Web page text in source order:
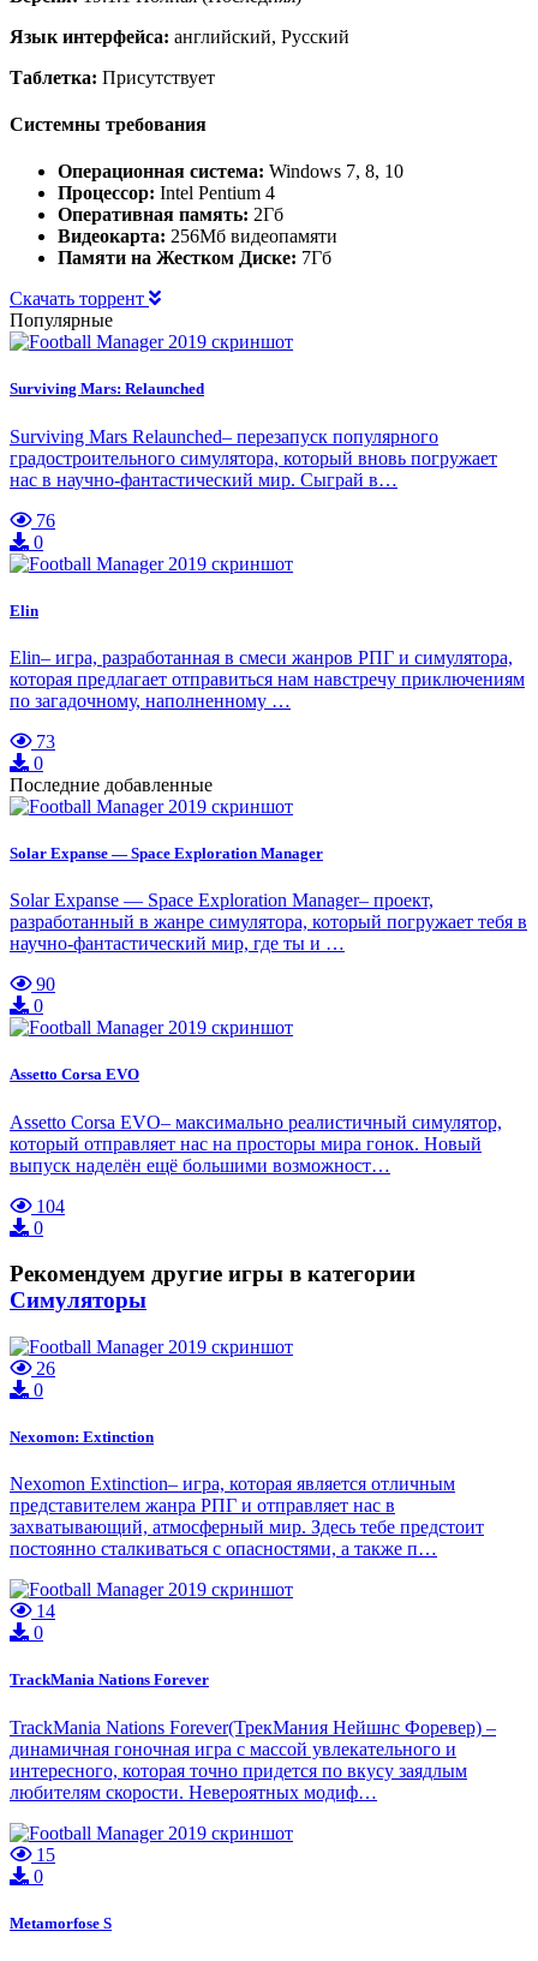
Язык интерфейса: английский, Русский
Таблетка: Присутствует
Системны требования
Операционная система: Windows 7, 8, 10
Процессор: Intel Pentium 4
Оперативная память: 2Гб
Видеокарта: 256Мб видеопамяти
Памяти на Жестком Диске: 7Гб
Скачать торрент
Популярные
Surviving Mars: Relaunched
Surviving Mars Relaunched– перезапуск популярного
градостроительного симулятора, который вновь погружает
нас в научно-фантастический мир. Сыграй в…
76
0
Elin
Elin– игра, разработанная в смеси жанров РПГ и симулятора,
которая предлагает отправиться нам навстречу приключениям
по загадочному, наполненному …
73
0
Последние добавленные
Solar Expanse — Space Exploration Manager
Solar Expanse — Space Exploration Manager– проект,
разработанный в жанре симулятора, который погружает тебя в
научно-фантастический мир, где ты и …
90
0
Assetto Corsa EVO
Assetto Corsa EVO– максимально реалистичный симулятор,
который отправляет нас на просторы мира гонок. Новый
выпуск наделён ещё большими возможност…
104
0
Рекомендуем другие игры в категории
Симуляторы
26
0
Nexomon: Extinction
Nexomon Extinction– игра, которая является отличным
представителем жанра РПГ и отправляет нас в
захватывающий, атмосферный мир. Здесь тебе предстоит
постоянно сталкиваться с опасностями, а также п…
14
0
TrackMania Nations Forever
TrackMania Nations Forever(ТрекМания Нейшнс Форевер) –
динамичная гоночная игра с массой увлекательного и
интересного, которая точно придется по вкусу заядлым
любителям скорости. Невероятных модиф…
15
0
Metamorfose S